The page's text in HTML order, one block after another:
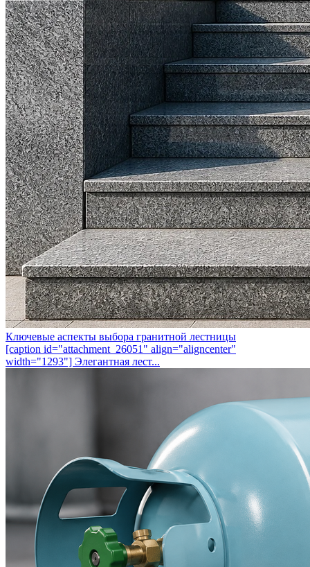
Ключевые аспекты выбора гранитной лестницы
[caption id="attachment_26051" align="aligncenter"
width="1293"] Элегантная лест...